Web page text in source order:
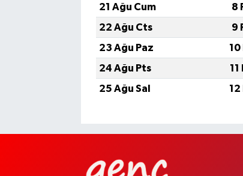
21 Ağu Cum
8
22 Ağu Cts
9
23 Ağu Paz
24 Ağu Pts
25 Ağu Sal